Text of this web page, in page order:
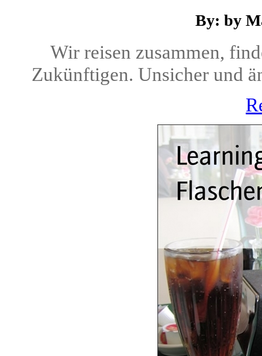
By: by
Wir reisen zusammen,
Zukünftigen. Unsicher und